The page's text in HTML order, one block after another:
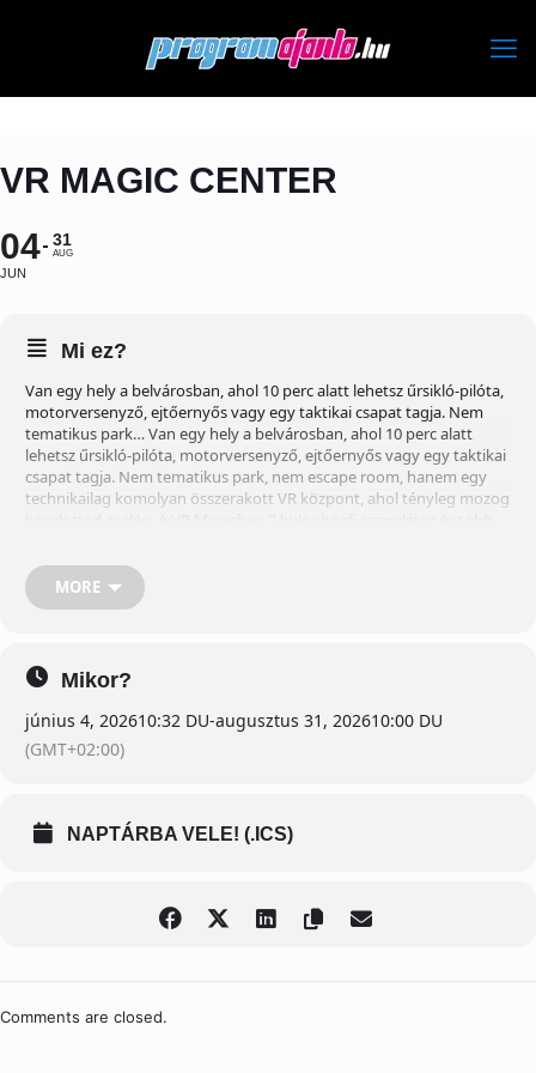
VR MAGIC CENTER
04
JUN
31
AUG
Mi ez?
Van egy hely a belvárosban, ahol 10 perc alatt lehetsz űrsikló-pilóta,
motorversenyző, ejtőernyős vagy egy taktikai csapat tagja. Nem
tematikus park… Van egy hely a belvárosban, ahol 10 perc alatt
lehetsz űrsikló-pilóta, motorversenyző, ejtőernyős vagy egy taktikai
csapat tagja. Nem tematikus park, nem escape room, hanem egy
technikailag komolyan összerakott VR központ, ahol tényleg mozog
dőlnek, forognak, rezegnek, effekteznek. Van 90°-os döntés, teljes
360°-os forgás, 9D élmény és 4K felbontás. A játékidők 5–15 perces
blokkokból állnak, így egy alkalom alatt több különböző élményt is
1 ajándék Tap 2 Win fényelkapó játék. 1 Zseton – 5-12 perc / játék –
3.000 Ft / ~ 8 €
MORE
Mikor?
június 4, 202610:32 DU-augusztus 31, 202610:00 DU
(GMT+02:00)
NAPTÁRBA VELE! (.ICS)
Comments are closed.